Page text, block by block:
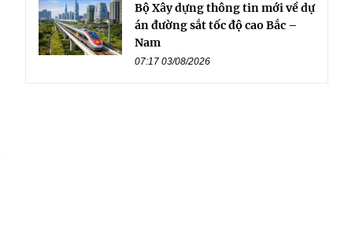
Bộ Xây dựng thông tin mới về dự
án đường sắt tốc độ cao Bắc –
Nam
07:17 03/08/2026